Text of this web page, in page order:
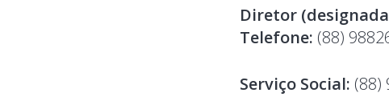
Diretor
Telefone: (88)
Serviço Social: (88)